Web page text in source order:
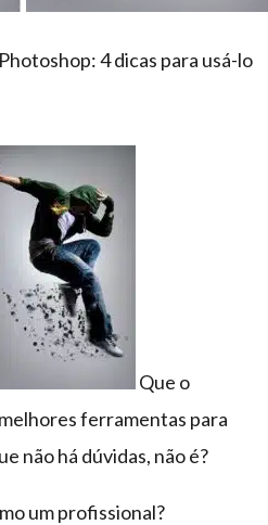
Photoshop: 4 dicas para usá-lo
Que o
ferramentas para
não há dúvidas, não é?
um profissional?